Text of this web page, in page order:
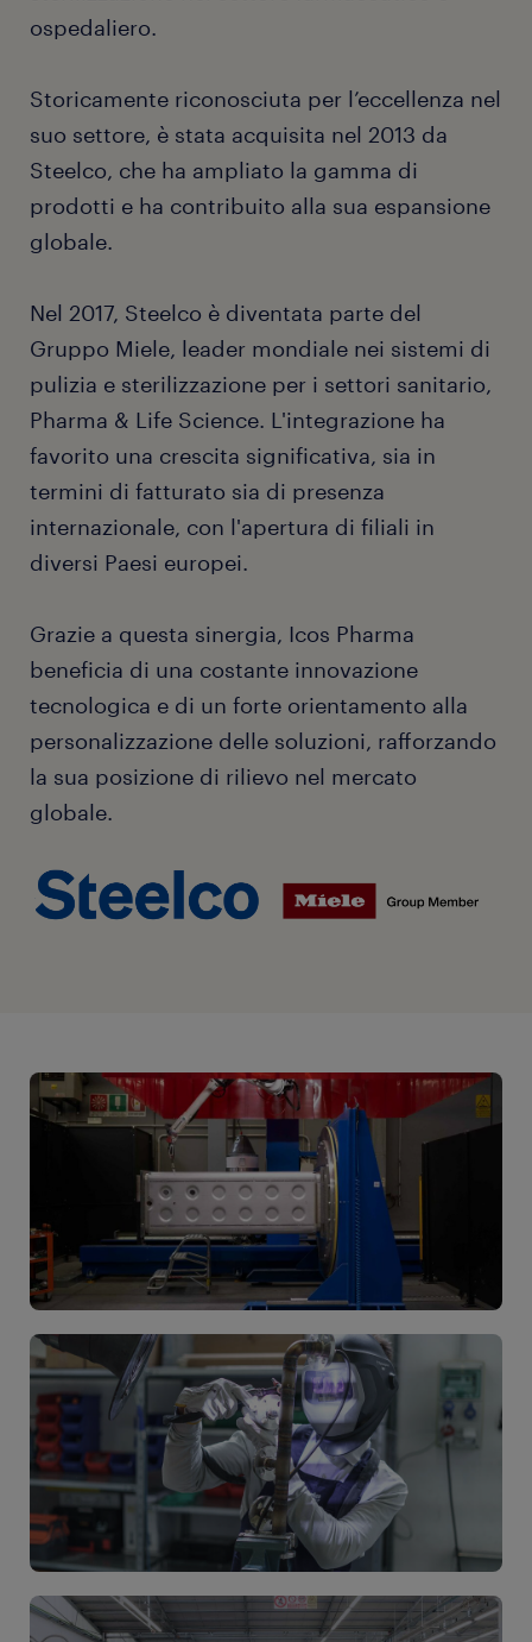
ospedaliero.
Storicamente riconosciuta per l’eccellenza nel
suo settore, è stata acquisita nel 2013 da
Steelco, che ha ampliato la gamma di
prodotti e ha contribuito alla sua espansione
globale.
Nel 2017, Steelco è diventata parte del
Gruppo Miele, leader mondiale nei sistemi di
pulizia e sterilizzazione per i settori sanitario,
Pharma & Life Science. L'integrazione ha
favorito una crescita significativa, sia in
termini di fatturato sia di presenza
internazionale, con l'apertura di filiali in
diversi Paesi europei.
Grazie a questa sinergia, Icos Pharma
beneficia di una costante innovazione
tecnologica e di un forte orientamento alla
personalizzazione delle soluzioni, rafforzando
la sua posizione di rilievo nel mercato
globale.